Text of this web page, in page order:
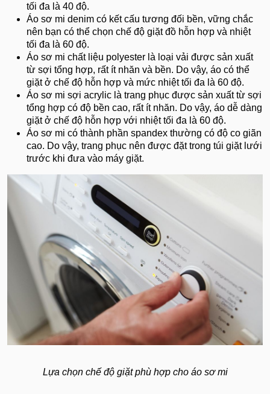
tối đa là 40 độ.
Áo sơ mi denim có kết cấu tương đối bền, vững chắc
nên bạn có thể chọn chế độ giặt đồ hỗn hợp và nhiệt
tối đa là 60 độ.
Áo sơ mi chất liệu polyester là loại vải được sản xuất
từ sợi tổng hợp, rất ít nhăn và bền. Do vậy, áo có thể
giặt ở chế độ hỗn hợp và mức nhiệt tối đa là 60 độ.
Áo sơ mi sợi acrylic là trang phục được sản xuất từ sợi
tổng hợp có độ bền cao, rất ít nhăn. Do vậy, áo dễ dàng
giặt ở chế độ hỗn hợp với nhiệt tối đa là 60 độ.
Áo sơ mi có thành phần spandex thường có độ co giãn
cao. Do vậy, trang phục nên được đặt trong túi giặt lưới
trước khi đưa vào máy giặt.
Lựa chọn chế độ giặt phù hợp cho áo sơ mi